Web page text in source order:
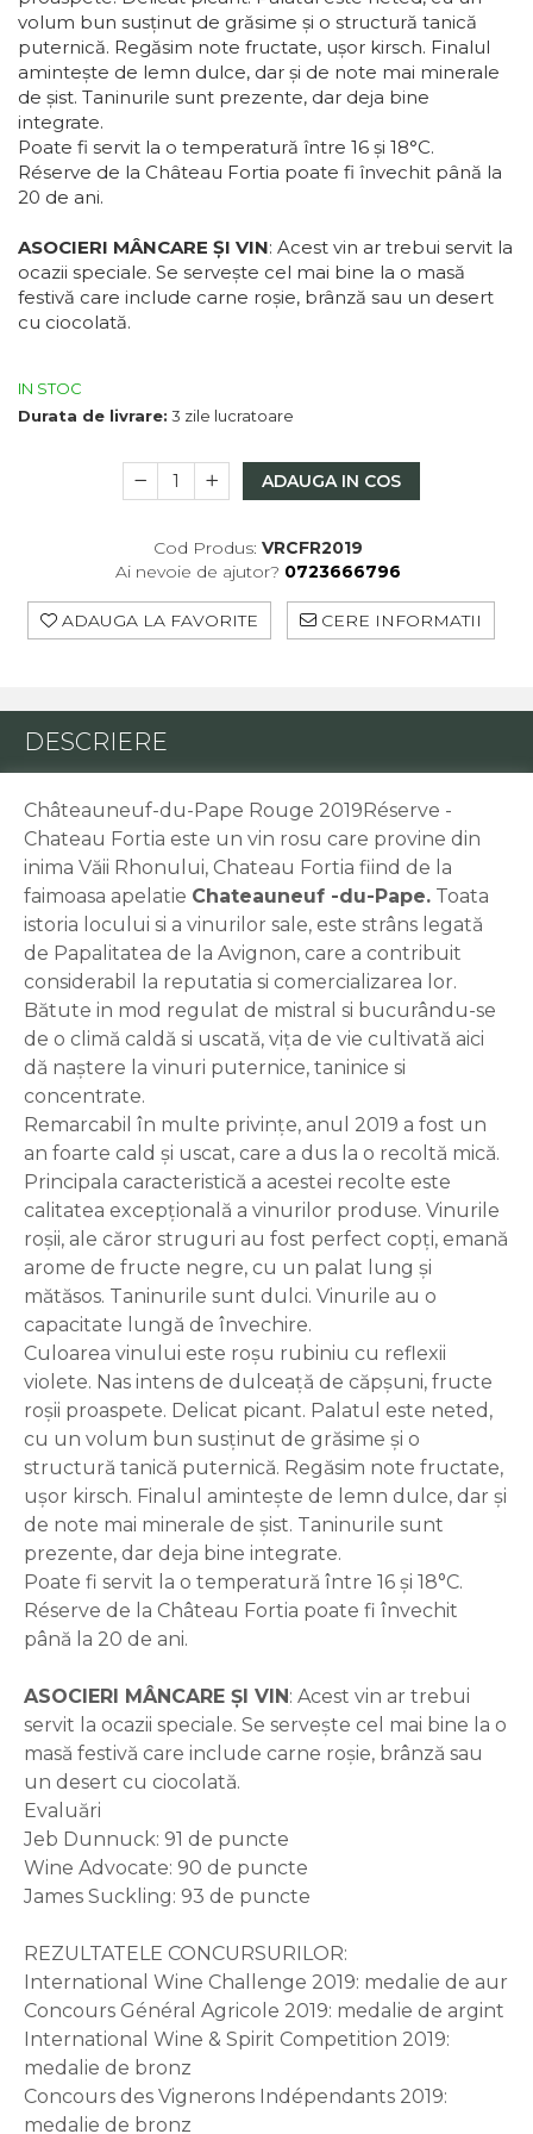
Macabeu
Chardonnay
Sauvignon blanc
Garnacha
Tempranillo
Shiraz
Cabernet
Parellada
volum bun susținut de grăsime și o structură tanică
puternică. Regăsim note fructate, ușor kirsch. Finalul
amintește de lemn dulce, dar și de note mai minerale
de șist. Taninurile sunt prezente, dar deja bine
integrate.
Poate fi servit la o temperatură între 16 și 18°C.
Réserve de la Château Fortia poate fi învechit până la
20 de ani.
ASOCIERI MÂNCARE ȘI VIN: Acest vin ar trebui servit la
ocazii speciale. Se servește cel mai bine la o masă
festivă care include carne roșie, brânză sau un desert
cu ciocolată.
IN STOC
Durata de livrare: 3 zile lucratoare
ADAUGA IN COS
Cod Produs: VRCFR2019
Ai nevoie de ajutor? 0723666796
ADAUGA LA FAVORITE CERE INFORMATII
DESCRIERE
Châteauneuf-du-Pape Rouge 2019Réserve -
Chateau Fortia este un vin rosu care provine din
inima Văii Rhonului, Chateau Fortia fiind de la
faimoasa apelatie Chateauneuf -du-Pape. Toata
istoria locului si a vinurilor sale, este strâns legată
de Papalitatea de la Avignon, care a contribuit
considerabil la reputatia si comercializarea lor.
Bătute in mod regulat de mistral si bucurându-se
de o climă caldă si uscată, vița de vie cultivată aici
dă naștere la vinuri puternice, taninice si
concentrate.
Remarcabil în multe privințe, anul 2019 a fost un
an foarte cald și uscat, care a dus la o recoltă mică.
Principala caracteristică a acestei recolte este
calitatea excepțională a vinurilor produse. Vinurile
roșii, ale căror struguri au fost perfect copți, emană
arome de fructe negre, cu un palat lung și
mătăsos. Taninurile sunt dulci. Vinurile au o
capacitate lungă de învechire.
Culoarea vinului este roșu rubiniu cu reflexii
violete. Nas intens de dulceață de căpșuni, fructe
roșii proaspete. Delicat picant. Palatul este neted,
cu un volum bun susținut de grăsime și o
structură tanică puternică. Regăsim note fructate,
ușor kirsch. Finalul amintește de lemn dulce, dar și
de note mai minerale de șist. Taninurile sunt
prezente, dar deja bine integrate.
Poate fi servit la o temperatură între 16 și 18°C.
Réserve de la Château Fortia poate fi învechit
până la 20 de ani.
ASOCIERI MÂNCARE ȘI VIN: Acest vin ar trebui
servit la ocazii speciale. Se servește cel mai bine la o
masă festivă care include carne roșie, brânză sau
un desert cu ciocolată.
Evaluări
Jeb Dunnuck: 91 de puncte
Wine Advocate: 90 de puncte
James Suckling: 93 de puncte
REZULTATELE CONCURSURILOR:
International Wine Challenge 2019: medalie de aur
Concours Général Agricole 2019: medalie de argint
International Wine & Spirit Competition 2019:
medalie de bronz
Concours des Vignerons Indépendants 2019:
medalie de bronz